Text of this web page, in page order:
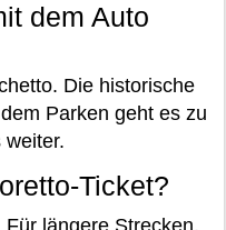
dem Auto
Die historische
Parken geht es zu
weiter.
Ticket?